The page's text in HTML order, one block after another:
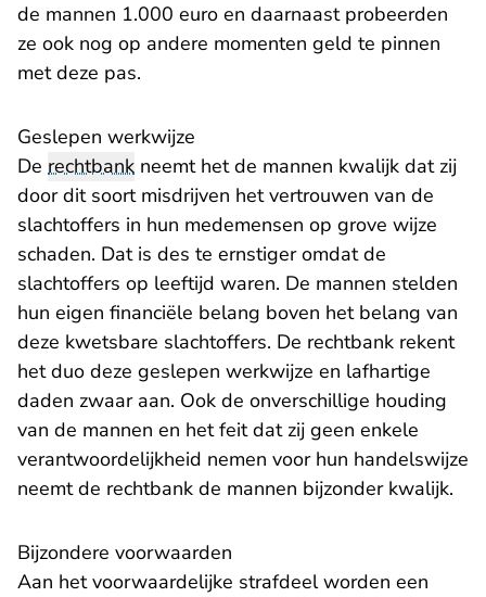
de mannen 1.000 euro en daarnaast probeerden
ze ook nog op andere momenten geld te pinnen
met deze pas.
Geslepen werkwijze
De rechtbank neemt het de mannen kwalijk dat zij
door dit soort misdrijven het vertrouwen van de
slachtoffers in hun medemensen op grove wijze
schaden. Dat is des te ernstiger omdat de
slachtoffers op leeftijd waren. De mannen stelden
hun eigen financiële belang boven het belang van
deze kwetsbare slachtoffers. De rechtbank rekent
het duo deze geslepen werkwijze en lafhartige
daden zwaar aan. Ook de onverschillige houding
van de mannen en het feit dat zij geen enkele
verantwoordelijkheid nemen voor hun handelswijze
neemt de rechtbank de mannen bijzonder kwalijk.
Bijzondere voorwaarden
Aan het voorwaardelijke strafdeel worden een